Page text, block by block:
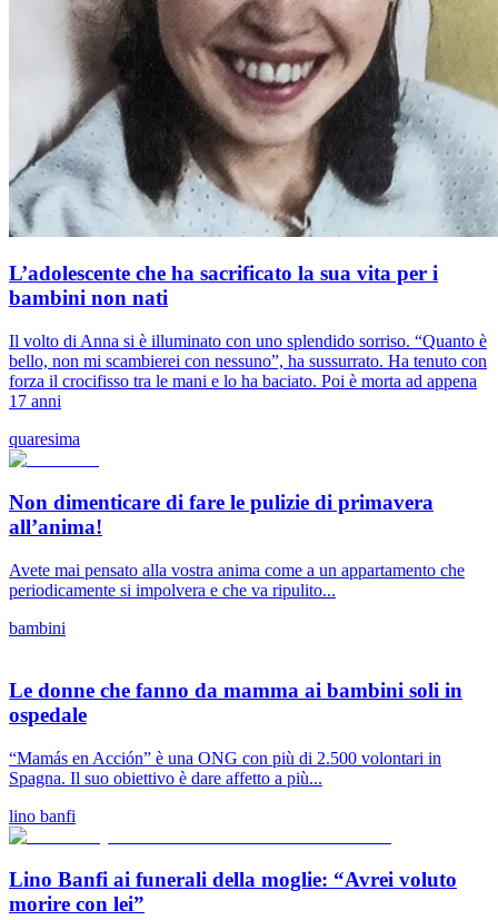
L’adolescente che ha sacrificato la sua vita per i
bambini non nati
Il volto di Anna si è illuminato con uno splendido sorriso. “Quanto è
bello, non mi scambierei con nessuno”, ha sussurrato. Ha tenuto con
forza il crocifisso tra le mani e lo ha baciato. Poi è morta ad appena
17 anni
quaresima
Non dimenticare di fare le pulizie di primavera
all’anima!
Avete mai pensato alla vostra anima come a un appartamento che
periodicamente si impolvera e che va ripulito...
bambini
Le donne che fanno da mamma ai bambini soli in
ospedale
“Mamás en Acción” è una ONG con più di 2.500 volontari in
Spagna. Il suo obiettivo è dare affetto a più...
lino banfi
Lino Banfi ai funerali della moglie: “Avrei voluto
morire con lei”